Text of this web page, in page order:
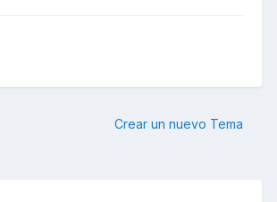
Crear un nuevo Tema